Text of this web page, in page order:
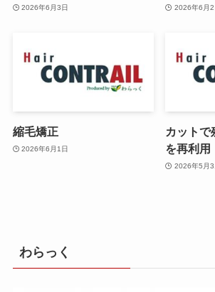
2026年6月3日 2026年6月2
縮毛矯正
2026年6月1日
カットで
を再利用
2026年5月
わらっく